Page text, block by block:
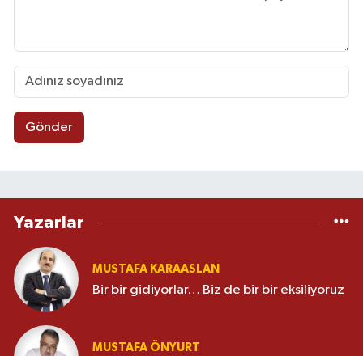
Gönder
Yazarlar
MUSTAFA KARAASLAN
Bir bir gidiyorlar… Biz de bir bir eksiliyoruz
MUSTAFA ÖNYURT